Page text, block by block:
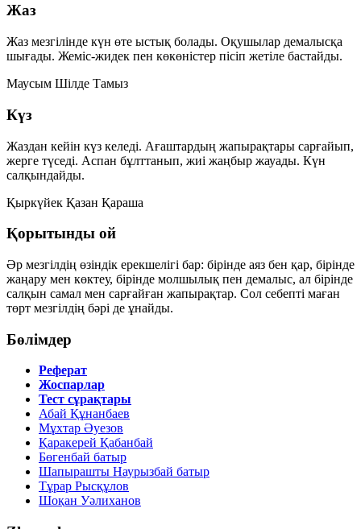
Жаз
Жаз мезгілінде күн өте ыстық болады. Оқушылар демалысқа
шығады. Жеміс-жидек пен көкөністер пісіп жетіле бастайды.
Маусым Шілде Тамыз
Күз
Жаздан кейін күз келеді. Ағаштардың жапырақтары сарғайып,
жерге түседі. Аспан бұлттанып, жиі жаңбыр жауады. Күн
салқындайды.
Қыркүйек Қазан Қараша
Қорытынды ой
Әр мезгілдің өзіндік ерекшелігі бар: бірінде аяз бен қар, бірінде
жаңару мен көктеу, бірінде молшылық пен демалыс, ал бірінде
салқын самал мен сарғайған жапырақтар. Сол себепті маған
төрт мезгілдің бәрі де ұнайды.
Бөлімдер
Реферат
Жоспарлар
Тест сұрақтары
Абай Құнанбаев
Мұхтар Әуезов
Қаракерей Қабанбай
Бөгенбай батыр
Шапырашты Наурызбай батыр
Тұрар Рысқұлов
Шоқан Уәлиханов